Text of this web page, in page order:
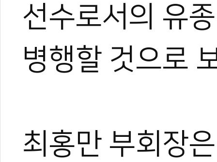
선수로서의 유
병행할 것으로
최홍만 부회장
관련 뉴스
안광민, 종료
나고야AG, 태권
대한체육회, 반